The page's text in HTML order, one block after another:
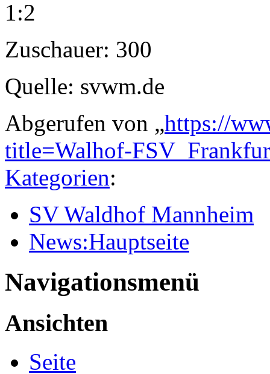
1:2
Zuschauer: 300
Quelle: svwm.de
Abgerufen von „https://
title=Walhof-
Kategorien:
SV Waldhof Mannheim
News:Hauptseite
Navigationsmenü
Ansichten
Seite